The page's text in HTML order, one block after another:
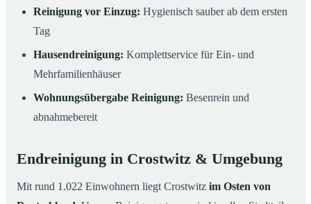
Reinigung vor Einzug: Hygienisch sauber ab dem ersten
Tag
Hausendreinigung: Komplettservice für Ein- und
Mehrfamilienhäuser
Wohnungsübergabe Reinigung: Besenrein und
abnahmebereit
Endreinigung in Crostwitz & Umgebung
Mit rund 1.022 Einwohnern liegt Crostwitz im Osten von